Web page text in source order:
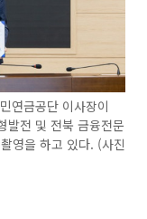
연금공단 이사장이
발전 및 전북 금융전문
영을 하고 있다. (사진